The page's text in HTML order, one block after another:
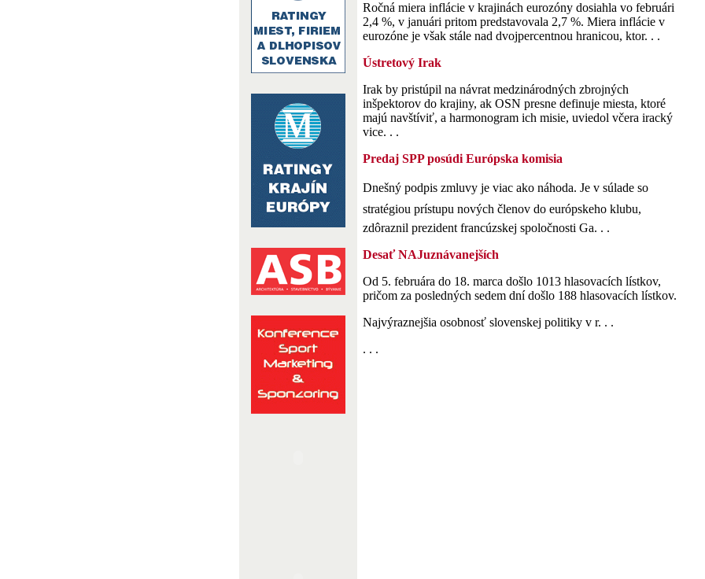
Ročná miera inflácie v krajinách eurozóny dosiahla vo februári
2,4 %, v januári pritom predstavovala 2,7 %. Miera inflácie v
eurozóne je však stále nad dvojpercentnou hranicou, ktor. . .
Ústretový Irak
Irak by pristúpil na návrat medzinárodných zbrojných
inšpektorov do krajiny, ak OSN presne definuje miesta, ktoré
majú navštíviť, a harmonogram ich misie, uviedol včera iracký
vice. . .
Predaj SPP posúdi Európska komisia
Dnešný podpis zmluvy je viac ako náhoda. Je v súlade so
stratégiou prístupu nových členov do európskeho klubu,
zdôraznil prezident francúzskej spoločnosti Ga. . .
Desať NAJuznávanejších
Od 5. februára do 18. marca došlo 1013 hlasovacích lístkov,
pričom za posledných sedem dní došlo 188 hlasovacích lístkov.
Najvýraznejšia osobnosť slovenskej politiky v r. . .
. . .